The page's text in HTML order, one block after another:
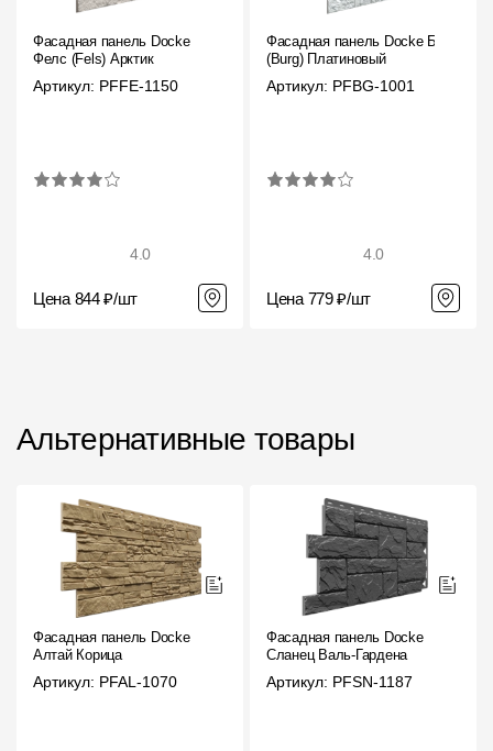
Фасадная панель Docke
Фелс (Fels) Арктик
Артикул: PFFE-1150
4.0
Цена 844 ₽/шт
Фасадная панель Docke Бург
(Burg) Платиновый
Артикул: PFBG-1001
4.0
Цена 779 ₽/шт
Альтернативные товары
Фасадная панель Docke
Алтай Корица
Артикул: PFAL-1070
Фасадная панель Docke
Сланец Валь-Гардена
Артикул: PFSN-1187